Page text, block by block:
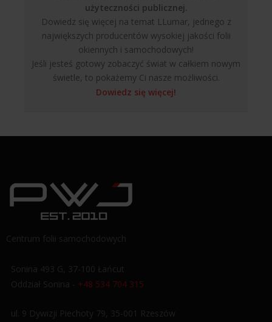
użyteczności publicznej.
Dowiedz się więcej na temat LLumar, jednego z
największych producentów wysokiej jakości folii
okiennych i samochodowych!
Jeśli jesteś gotowy zobaczyć świat w całkiem nowym
świetle, to pokażemy Ci nasze możliwości.
Dowiedz się więcej!
Centrum folii samochodowych
Sonina 493 G, 37-100 Łańcut
Oddział Sonina - +48 534 704 315
ul. 9 Dywizji Piechoty 79, 35-001 Rzeszów